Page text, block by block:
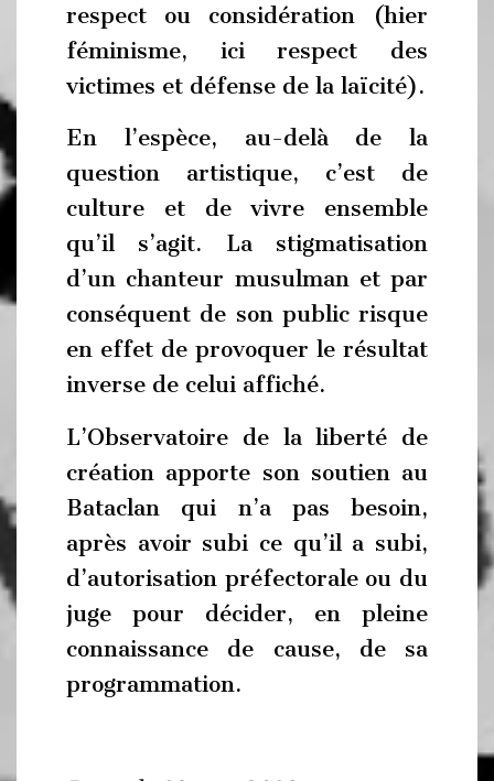
respect ou considération (hier
féminisme, ici respect des
victimes et défense de la laïcité).
En l’espèce, au-delà de la
question artistique, c’est de
culture et de vivre ensemble
qu’il s’agit. La stigmatisation
d’un chanteur musulman et par
conséquent de son public risque
en effet de provoquer le résultat
inverse de celui affiché.
L’Observatoire de la liberté de
création apporte son soutien au
Bataclan qui n’a pas besoin,
après avoir subi ce qu’il a subi,
d’autorisation préfectorale ou du
juge pour décider, en pleine
connaissance de cause, de sa
programmation.